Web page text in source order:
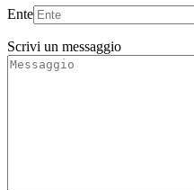
Ente
Scrivi un messaggio